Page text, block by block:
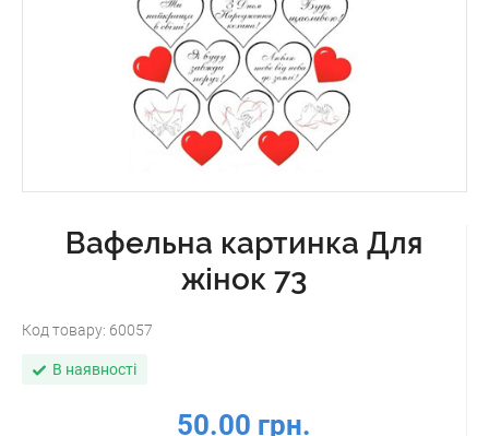
Вафельна картинка Для
жінок 73
Код товару: 60057
В наявності
50.00 грн.